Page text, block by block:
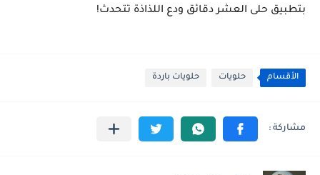
بتطبيق حلى العشر دقائق ودع اللذاذة تتحدث!
الأقسام حلويات حلويات باردة